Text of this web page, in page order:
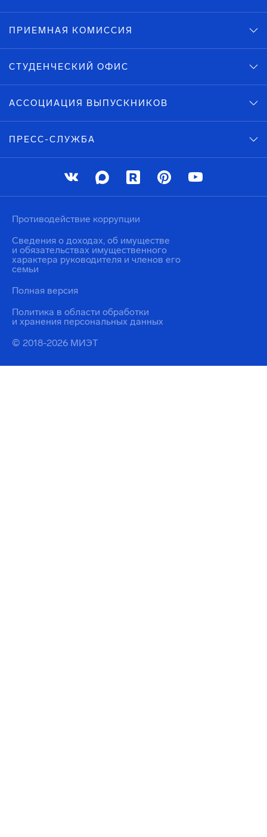
ПРИЕМНАЯ КОМИССИЯ
СТУДЕНЧЕСКИЙ ОФИС
АССОЦИАЦИЯ ВЫПУСКНИКОВ
ПРЕСС-СЛУЖБА
© 2018-2026 МИЭТ
Политика в области обработки
и хранения персональных данных
Противодействие коррупции
Сведения о доходах, об имуществе
и обязательствах имущественного
характера руководителя и членов его
семьи
Полная версия